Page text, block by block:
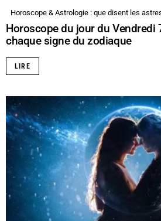
Horoscope & Astrologie : que disent les
Horoscope du jour du Vendredi
chaque signe du zodiaque
LIRE